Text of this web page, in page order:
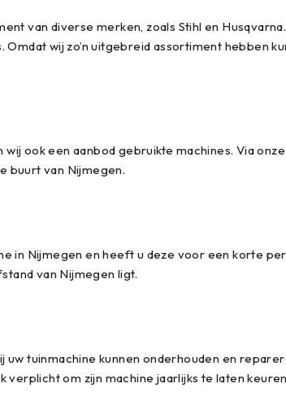
van diverse merken, zoals Stihl en
Omdat wij zo’n uitgebreid assortiment hebben
ook een aanbod gebruikte machines. Via
buurt van Nijmegen.
in Nijmegen en heeft u deze voor een korte
van Nijmegen ligt.
uw tuinmachine kunnen onderhouden en
om zijn machine jaarlijks te laten